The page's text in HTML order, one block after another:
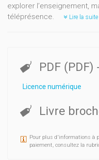
explorer l’enseignement,
téléprésence.
Lire la suite
PDF (PDF)
Licence numérique
Livre
Pour plus d'informations à
paiement, consultez la